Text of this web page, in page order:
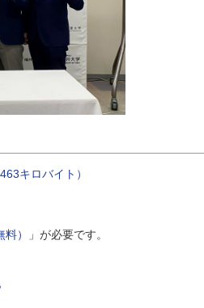
キロバイト）
） 」が必要です。